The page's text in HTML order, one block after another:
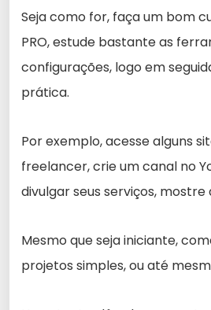
Seja como for, faça um bom
PRO, estude bastante as
configurações, logo em
prática.
Por exemplo, acesse alguns
freelancer, crie um canal no
divulgar seus serviços, mostre
Mesmo que seja iniciante,
projetos simples, ou até